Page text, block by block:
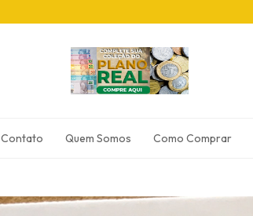
Contato Quem Somos Como Comprar